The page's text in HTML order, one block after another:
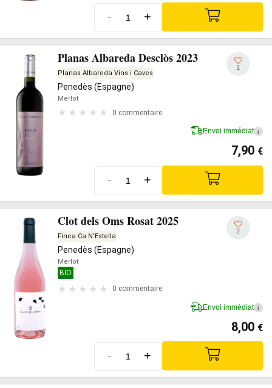
- +
Planas Albareda Desclòs 2023
Planas Albareda Vins i Caves
Penedès (Espagne)
Merlot
0 commentaire
1
Envoi immédiat i
7,90 €
- +
Clot dels Oms Rosat 2025
Finca Ca N'Estella
Penedès (Espagne)
Merlot
BIO
0 commentaire
2
Envoi immédiat i
8,00 €
- +